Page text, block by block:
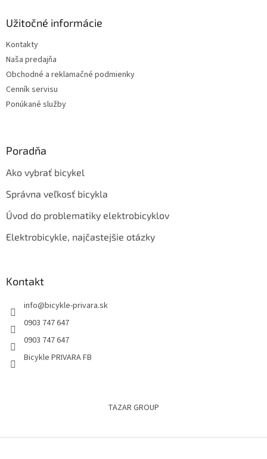
Užitočné informácie
Kontakty
Naša predajňa
Obchodné a reklamačné podmienky
Cenník servisu
Ponúkané služby
Poradňa
Ako vybrať bicykel
Správna veľkosť bicykla
Úvod do problematiky elektrobicyklov
Elektrobicykle, najčastejšie otázky
Kontakt
info@bicykle-privara.sk
0903 747 647
0903 747 647
Bicykle PRIVARA FB
TAZAR GROUP